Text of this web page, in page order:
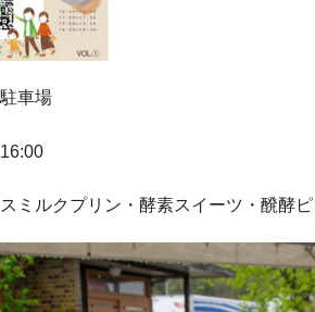
車場
ミルクプリン・酵素スイーツ・醗酵